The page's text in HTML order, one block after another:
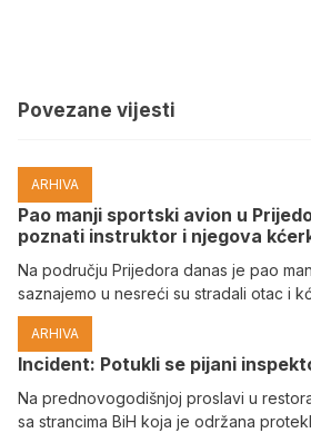
Povezane vijesti
ARHIVA
Pao manji sportski avion u
poznati instruktor i njegova
Na području Prijedora danas je pao
saznajemo u nesreći su stradali otac i
ARHIVA
Incident: Potukli se pijani
Na prednovogodišnjoj proslavi u
sa strancima BiH koja je održana